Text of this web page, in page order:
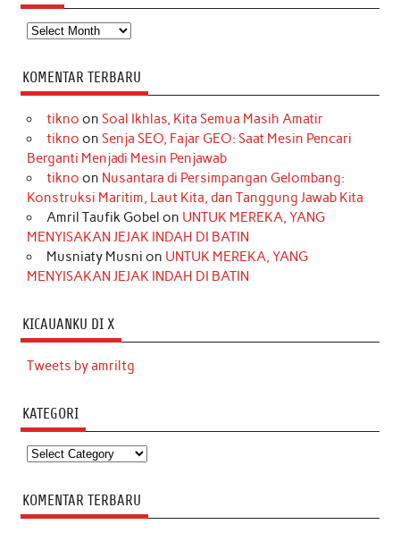
Arsip
KOMENTAR TERBARU
tikno on Soal Ikhlas, Kita Semua Masih Amatir
tikno on Senja SEO, Fajar GEO: Saat Mesin Pencari
Berganti Menjadi Mesin Penjawab
tikno on Nusantara di Persimpangan Gelombang:
Konstruksi Maritim, Laut Kita, dan Tanggung Jawab Kita
Amril Taufik Gobel on UNTUK MEREKA, YANG
MENYISAKAN JEJAK INDAH DI BATIN
Musniaty Musni on UNTUK MEREKA, YANG
MENYISAKAN JEJAK INDAH DI BATIN
KICAUANKU DI X
Tweets by amriltg
KATEGORI
Kategori
KOMENTAR TERBARU